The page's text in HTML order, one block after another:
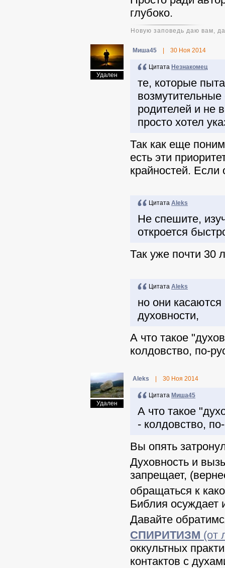
глубоко.
Новую заповедь даю вам,
Удален
Миша45 30 Ноя 2014
Цитата Незнакомец
те, которые
родителей и не
просто хотел
Так как еще
есть эти
крайностей. Если
Цитата Aleks
Не спешите,
откроется
Так уже почти 30
Цитата Aleks
но они касаются
духовности,
А что такое
колдовство, по-
Удален
Aleks 30 Ноя 2014
Цитата Миша45
А что такое
- колдовство,
Вы опять
Духовность и
запрещает,
обращаться к
Библия осуждает
Давайте
СПИРИТИЗМ (от
оккультных
контактов с